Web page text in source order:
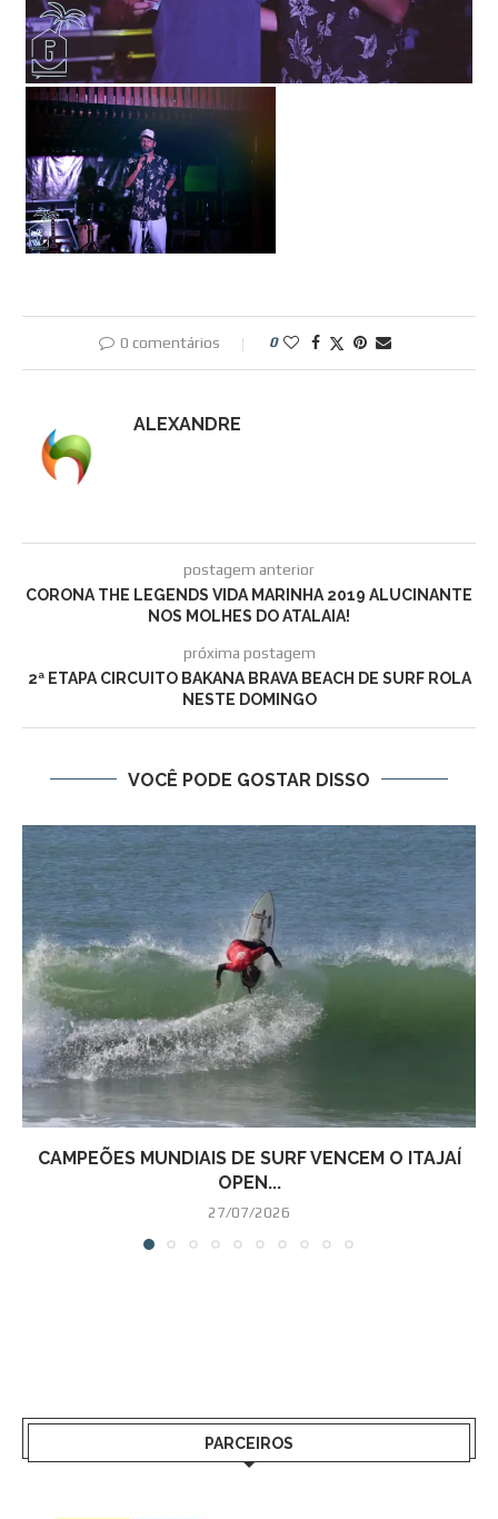
0 comentários 0
ALEXANDRE
postagem anterior
CORONA THE LEGENDS VIDA MARINHA 2019 ALUCINANTE
NOS MOLHES DO ATALAIA!
próxima postagem
2ª ETAPA CIRCUITO BAKANA BRAVA BEACH DE SURF ROLA
NESTE DOMINGO
VOCÊ PODE GOSTAR DISSO
CAMPEÕES MUNDIAIS DE SURF VENCEM O ITAJAÍ
OPEN...
27/07/2026
PARCEIROS